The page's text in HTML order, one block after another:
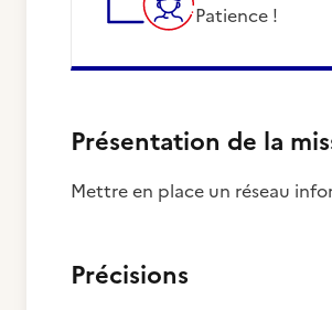
Patience !
Présentation de la
Mettre en place un réseau
Précisions